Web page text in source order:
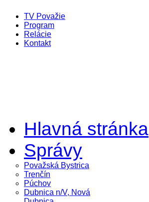
TV Považie
Program
Relácie
Kontakt
Hlavná stránka
Správy
Považská Bystrica
Trenčín
Púchov
Dubnica n/V, Nová